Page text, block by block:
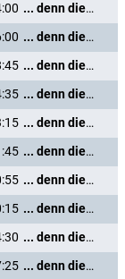
... denn die Musik und die Liebe in Tirol
... denn die Musik und die Liebe in Tirol
... denn die Musik und die Liebe in Tirol
... denn die Musik und die Liebe in Tirol
... denn die Musik und die Liebe in Tirol
... denn die Musik und die Liebe in Tirol
... denn die Musik und die Liebe in Tirol
... denn die Musik und die Liebe in Tirol
... denn die Musik und die Liebe in Tirol
... denn die Musik und die Liebe in Tirol